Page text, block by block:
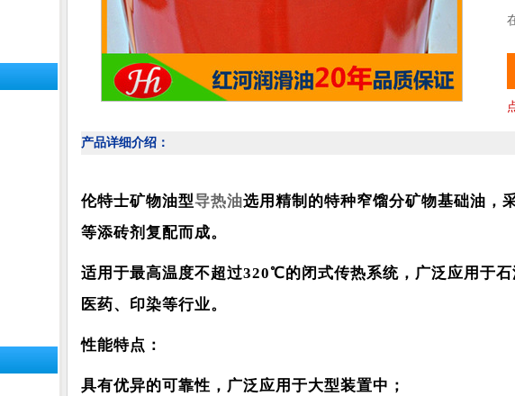
产品详细介绍：
伦特士矿物油型导热油选用精制的特种窄馏分矿物基础油，
等添砖剂复配而成。
适用于最高温度不超过320℃的闭式传热系统，广泛应用于
医药、印染等行业。
性能特点：
具有优异的可靠性，广泛应用于大型装置中；